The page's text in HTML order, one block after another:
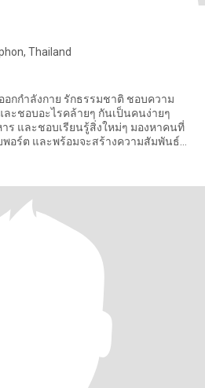
Thailand
รรมชาติ ชอบความ
ะชอบอะไรคล้ายๆ กันเป็นคนง่ายๆ
ร และชอบเรียนรู้สิ่งใหม่ๆ มองหาคนที่
อร์ต และพร้อมจะสร้างความสัมพันธ์ที่